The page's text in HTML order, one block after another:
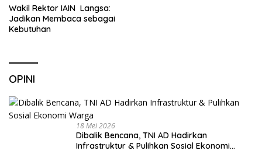
Wakil Rektor IAIN Langsa:
Jadikan Membaca sebagai
Kebutuhan
OPINI
18 Mei 2026
Dibalik Bencana, TNI AD Hadirkan
Infrastruktur & Pulihkan Sosial Ekonomi